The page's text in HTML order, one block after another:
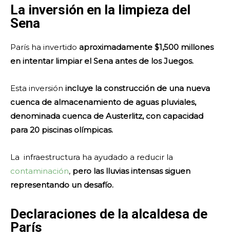
La inversión en la limpieza del
Sena
París ha invertido aproximadamente $1,500 millones
en intentar limpiar el Sena antes de los Juegos.
Esta inversión incluye la construcción de una nueva
cuenca de almacenamiento de aguas pluviales,
denominada cuenca de Austerlitz, con capacidad
para 20 piscinas olímpicas.
La infraestructura ha ayudado a reducir la
contaminación, pero las lluvias intensas siguen
representando un desafío.
Declaraciones de la alcaldesa de
París